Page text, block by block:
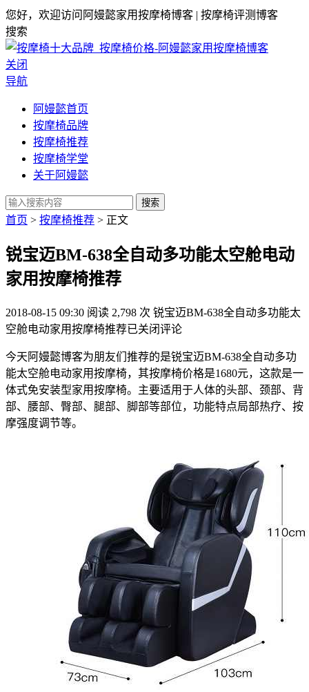
您好，欢迎访问阿嫚懿家用按摩椅博客 | 按摩椅评测博客
搜索
关闭
导航
阿嫚懿首页
按摩椅品牌
按摩椅推荐
按摩椅学堂
关于阿嫚懿
搜索
首页 > 按摩椅推荐 > 正文
锐宝迈BM-638全自动多功能太空舱电动
家用按摩椅推荐
2018-08-15 09:30 阅读 2,798 次 锐宝迈BM-638全自动多功能太
空舱电动家用按摩椅推荐已关闭评论
今天阿嫚懿博客为朋友们推荐的是锐宝迈BM-638全自动多功
能太空舱电动家用按摩椅，其按摩椅价格是1680元，这款是一
体式免安装型家用按摩椅。主要适用于人体的头部、颈部、背
部、腰部、臀部、腿部、脚部等部位，功能特点局部热疗、按
摩强度调节等。